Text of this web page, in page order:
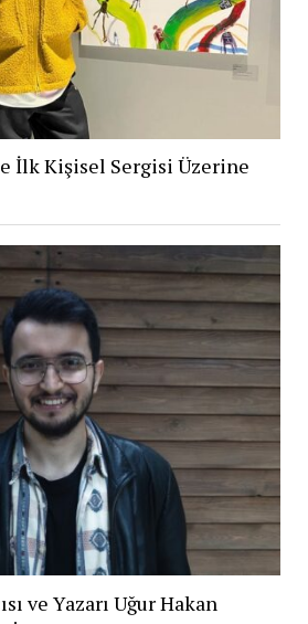
İlk Kişisel Sergisi Üzerine
ve Yazarı Uğur Hakan